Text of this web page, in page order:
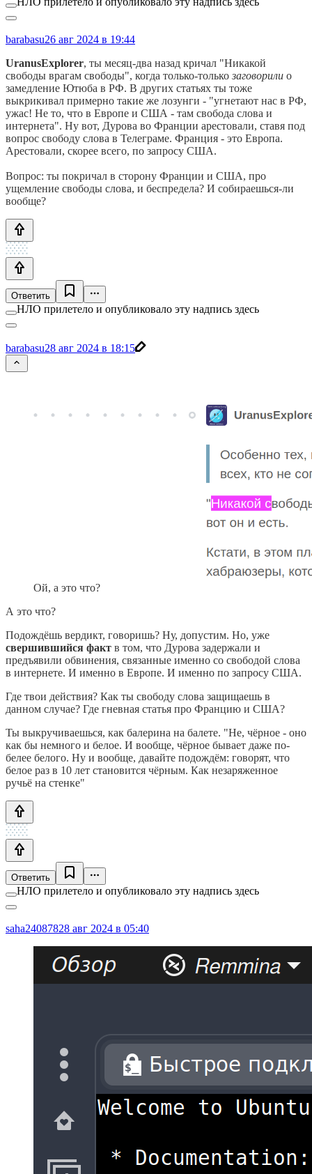
barabasu26 авг 2024 в 19:44
UranusExplorer, ты месяц-два назад кричал "Никакой
свободы врагам свободы", когда только-только заговорили о
замедление Ютюба в РФ. В других статьях ты тоже
выкрикивал примерно такие же лозунги - "угнетают нас в РФ,
ужас! Не то, что в Европе и США - там свобода слова и
интернета". Ну вот, Дурова во Франции арестовали, ставя под
вопрос свободу слова в Телеграме. Франция - это Европа.
Арестовали, скорее всего, по запросу США.
Вопрос: ты покричал в сторону Франции и США, про
ущемление свободы слова, и беспредела? И собираешься-ли
вообще?
Ответить
НЛО прилетело и опубликовало эту надпись здесь
barabasu28 авг 2024 в 18:15
Ой, а это что?
А это что?
Подождёшь вердикт, говоришь? Ну, допустим. Но, уже
свершившийся факт в том, что Дурова задержали и
предъявили обвинения, связанные именно со свободой слова
в интернете. И именно в Европе. И именно по запросу США.
Где твои действия? Как ты свободу слова защищаешь в
данном случае? Где гневная статья про Францию и США?
Ты выкручиваешься, как балерина на балете. "Не, чёрное - оно
как бы немного и белое. И вообще, чёрное бывает даже по-
белее белого. Ну и вообще, давайте подождём: говорят, что
белое раз в 10 лет становится чёрным. Как незаряженное
ручьё на стенке"
Ответить
НЛО прилетело и опубликовало эту надпись здесь
saha24087828 авг 2024 в 05:40